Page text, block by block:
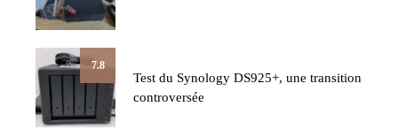
7.8
Test du Synology DS925+, une transition
controversée